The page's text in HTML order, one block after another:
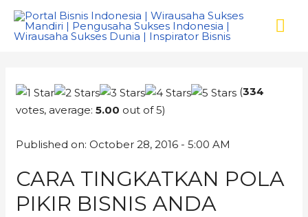
(334
votes, average:5.00 out of 5)
Published on: October 28, 2016 - 5:00 AM
CARA TINGKATKAN POLA
PIKIR BISNIS ANDA